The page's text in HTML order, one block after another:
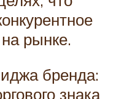
рынке.
бренда:
знака